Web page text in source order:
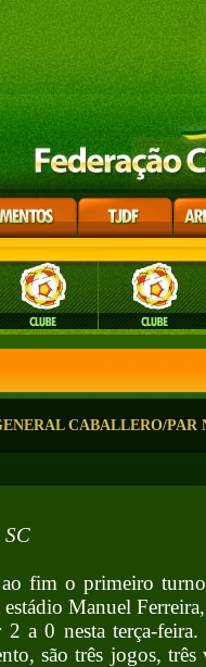
CABALLERO/PAR
fim o primeiro
Manuel
2 a 0 nesta terça-
são três jogos,